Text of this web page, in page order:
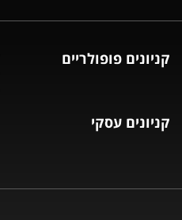
קניונים פופולריים
קניונים עסקי